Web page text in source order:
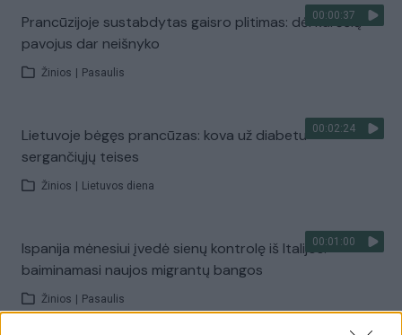
00:00:37
Prancūzijoje sustabdytas gaisro plitimas: dėl karščių
pavojus dar neišnyko
Žinios Pasaulis
00:02:24
Lietuvoje bėgęs prancūzas: kova už diabetu
sergančiųjų teises
Žinios Lietuvos diena
00:01:00
Ispanija mėnesiui įvedė sienų kontrolę iš Italijos:
baiminamasi naujos migrantų bangos
Žinios Pasaulis